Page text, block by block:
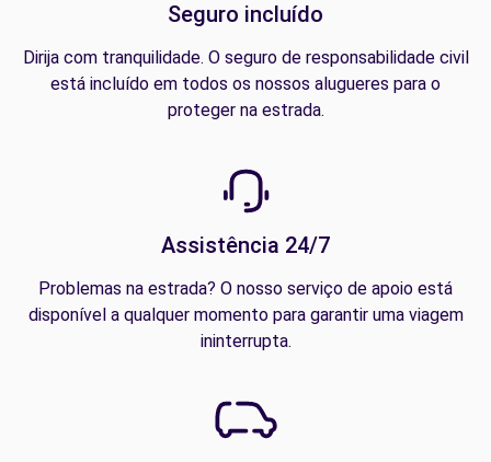
Seguro incluído
Dirija com tranquilidade. O seguro de responsabilidade civil
está incluído em todos os nossos alugueres para o
proteger na estrada.
Assistência 24/7
Problemas na estrada? O nosso serviço de apoio está
disponível a qualquer momento para garantir uma viagem
ininterrupta.